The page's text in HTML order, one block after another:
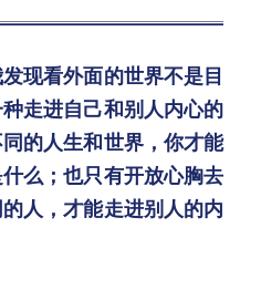
现看外面的世界不是目
走进自己和别人内心的
的人生和世界，你才能
么；也只有开放心胸去
人，才能走进别人的内